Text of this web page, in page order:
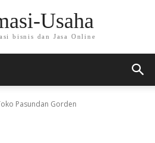
Usaha
bisnis dan Jasa Online
Pasundan Gorden